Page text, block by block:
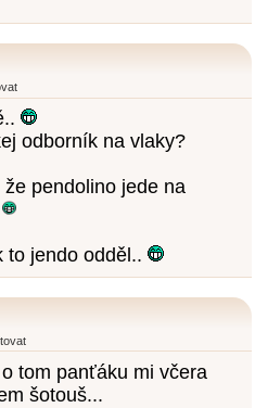
odborník na vlaky?
pendolino jede na
to jendo odděl..
tom panťáku mi včera
šotouš...